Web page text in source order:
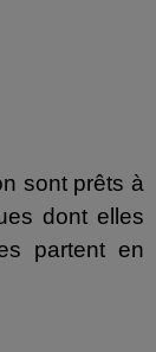
sont prêts à
dont elles
partent en